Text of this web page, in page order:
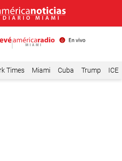
Times Miami Cuba Trump ICE